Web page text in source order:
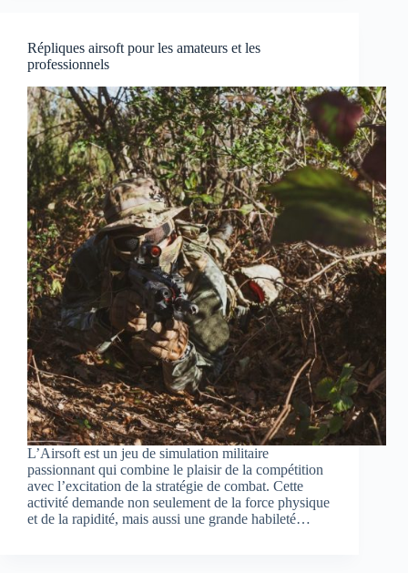
Répliques airsoft pour les amateurs et les
professionnels
L’Airsoft est un jeu de simulation militaire
passionnant qui combine le plaisir de la compétition
avec l’excitation de la stratégie de combat. Cette
activité demande non seulement de la force physique
et de la rapidité, mais aussi une grande habileté…